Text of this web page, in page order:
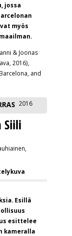
jossa
myös
& Joonas
2016),
and
2016
Siili
Esillä
esittelee
kameralla